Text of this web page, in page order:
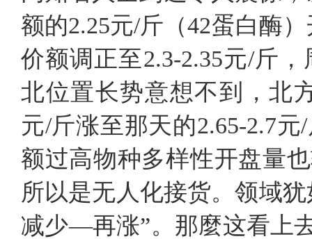
额的2.25元/斤（42蛋白酶
价额调正至2.3-2.35元/斤
北位置长势意想不到，北
元/斤涨至那天的2.65-2.7
额过高物种多样性开盘量
所以是无人化接货。领域
减少—再涨”。那麼这看上